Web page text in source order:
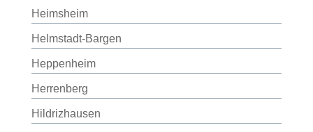
Heimsheim
Helmstadt-Bargen
Heppenheim
Herrenberg
Hildrizhausen